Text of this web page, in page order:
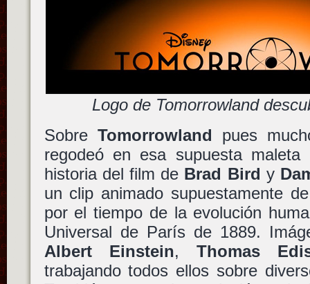
Logo de Tomorrowland
Sobre Tomorrowland pues
regodeó en esa supuesta
historia del film de Brad Bird y
un clip animado supuestamente
por el tiempo de la evolución
Universal de París de 1889.
Albert Einstein, Thomas
trabajando todos ellos sobre